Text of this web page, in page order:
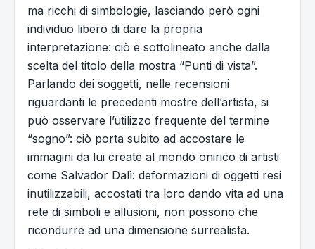
ma ricchi di simbologie, lasciando però ogni
individuo libero di dare la propria
interpretazione: ciò è sottolineato anche dalla
scelta del titolo della mostra “Punti di vista”.
Parlando dei soggetti, nelle recensioni
riguardanti le precedenti mostre dell’artista, si
può osservare l’utilizzo frequente del termine
“sogno”: ciò porta subito ad accostare le
immagini da lui create al mondo onirico di artisti
come Salvador Dalì: deformazioni di oggetti resi
inutilizzabili, accostati tra loro dando vita ad una
rete di simboli e allusioni, non possono che
ricondurre ad una dimensione surrealista.